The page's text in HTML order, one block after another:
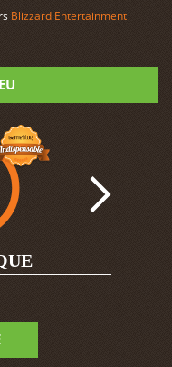
Blizzard Entertainment